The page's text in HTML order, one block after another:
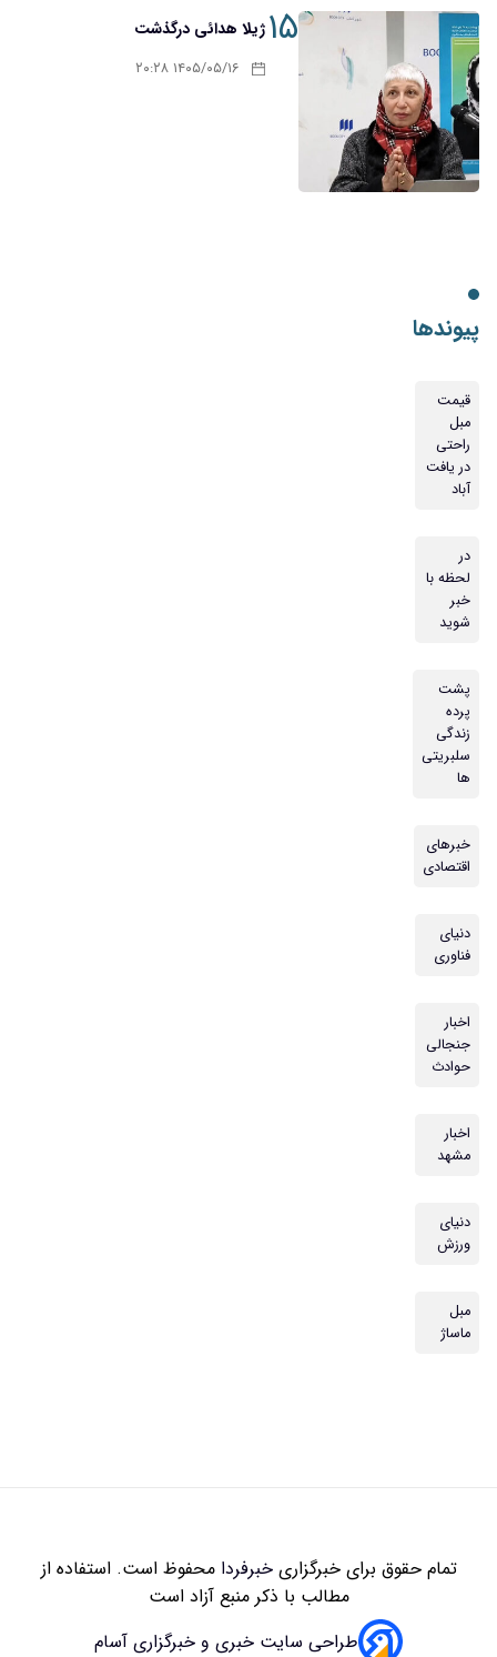
۱۵ژیلا هدائی درگذشت
۱۴۰۵/۰۵/۱۶ ۲۰:۲۸
پیوندها
قیمت
مبل
راحتی
در یافت
آباد
در
لحظه با
خبر
شوید
پشت
پرده
زندگی
سلبریتی
ها
خبرهای
اقتصادی
دنیای
فناوری
اخبار
جنجالی
حوادث
اخبار
مشهد
دنیای
ورزش
مبل
ماساژ
تمام حقوق برای خبرگزاریخبرفردامحفوظ است. استفاده از
مطالب با ذکر منبع آزاد است
طراحی سایت خبری و خبرگزاری آسام